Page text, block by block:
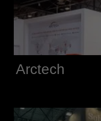
Arctech